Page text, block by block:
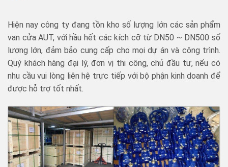
Hiện nay công ty đang tồn kho số lượng lớn các sản phẩm
van cửa AUT, với hầu hết các kích cỡ từ DN50 ~ DN500 số
lượng lớn, đảm bảo cung cấp cho mọi dự án và công trình.
Quý khách hàng đại lý, đơn vị thi công, chủ đầu tư, nếu có
nhu cầu vui lòng liên hệ trực tiếp với bộ phận kinh doanh để
được hỗ trợ tốt nhất.